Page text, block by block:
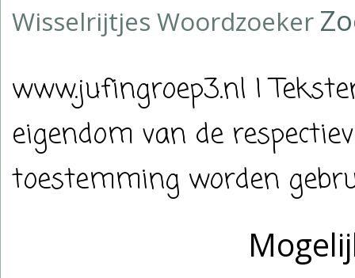
Wisselrijtjes Woordzoeker
www.jufingroep3.nl |
eigendom van de
toestemming worden